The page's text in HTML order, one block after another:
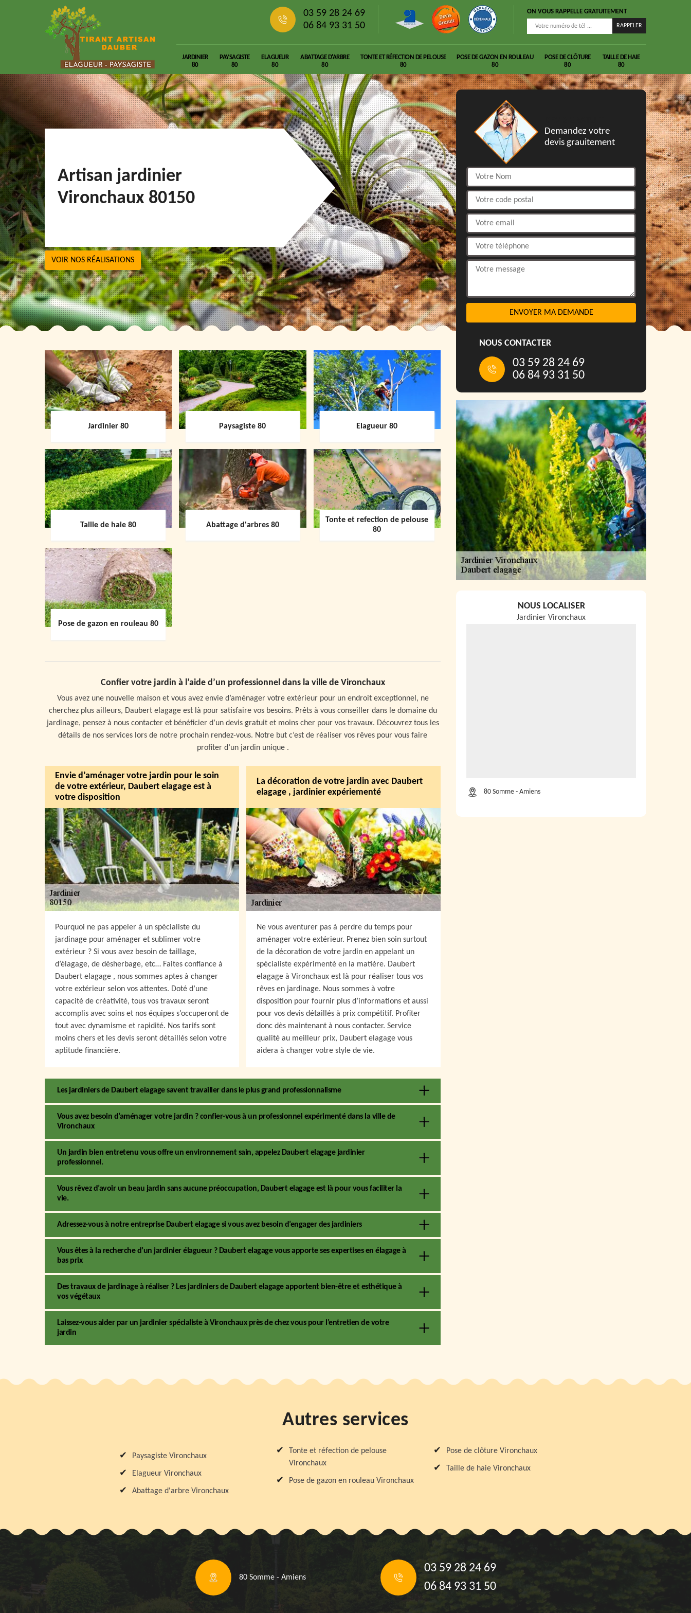
03 59 28 24 69
06 84 93 31 50
ON VOUS RAPPELLE GRATUITEMENT
JARDINIER
80
PAYSAGISTE
80
ELAGUEUR
80
ABATTAGE D'ARBRE
80
TONTE ET RÉFECTION DE PELOUSE
80
POSE DE GAZON EN ROULEAU
80
POSE DE CLÔTURE
80
TAILLE DE HAIE
80
Artisan jardinier
Vironchaux 80150
VOIR NOS RÉALISATIONS
Jardinier 80 Paysagiste 80 Elagueur 80
Taille de haie 80 Abattage d'arbres 80
Tonte et refection de pelouse
80
Pose de gazon en rouleau 80
Confier votre jardin à l’aide d’un professionnel dans la ville de Vironchaux
Vous avez une nouvelle maison et vous avez envie d’aménager votre extérieur pour un endroit exceptionnel, ne
cherchez plus ailleurs, Daubert elagage est là pour satisfaire vos besoins. Prêts à vous conseiller dans le domaine du
jardinage, pensez à nous contacter et bénéficier d’un devis gratuit et moins cher pour vos travaux. Découvrez tous les
détails de nos services lors de notre prochain rendez-vous. Notre but c’est de réaliser vos rêves pour vous faire
profiter d’un jardin unique .
Envie d’aménager votre jardin pour le soin
de votre extérieur, Daubert elagage est à
votre disposition
Pourquoi ne pas appeler à un spécialiste du
jardinage pour aménager et sublimer votre
extérieur ? Si vous avez besoin de taillage,
d’élagage, de désherbage, etc… Faites confiance à
Daubert elagage , nous sommes aptes à changer
votre extérieur selon vos attentes. Doté d’une
capacité de créativité, tous vos travaux seront
accomplis avec soins et nos équipes s’occuperont de
tout avec dynamisme et rapidité. Nos tarifs sont
moins chers et les devis seront détaillés selon votre
aptitude financière.
La décoration de votre jardin avec Daubert
elagage , jardinier expériementé
Ne vous aventurer pas à perdre du temps pour
aménager votre extérieur. Prenez bien soin surtout
de la décoration de votre jardin en appelant un
spécialiste expérimenté en la matière. Daubert
elagage à Vironchaux est là pour réaliser tous vos
rêves en jardinage. Nous sommes à votre
disposition pour fournir plus d’informations et aussi
pour vos devis détaillés à prix compétitif. Profiter
donc dès maintenant à nous contacter. Service
qualité au meilleur prix, Daubert elagage vous
aidera à changer votre style de vie.
Les jardiniers de Daubert elagage savent travailler dans le plus grand professionnalisme
Vous avez besoin d’aménager votre jardin ? confier-vous à un professionnel expérimenté dans la ville de
Vironchaux
Un jardin bien entretenu vous offre un environnement sain, appelez Daubert elagage jardinier
professionnel.
Vous rêvez d’avoir un beau jardin sans aucune préoccupation, Daubert elagage est là pour vous faciliter la
vie.
Adressez-vous à notre entreprise Daubert elagage si vous avez besoin d’engager des jardiniers
Vous êtes à la recherche d’un jardinier élagueur ? Daubert elagage vous apporte ses expertises en élagage à
bas prix
Des travaux de jardinage à réaliser ? Les jardiniers de Daubert elagage apportent bien-être et esthétique à
vos végétaux
Laissez-vous aider par un jardinier spécialiste à Vironchaux près de chez vous pour l’entretien de votre
jardin
Demandez votre
devis grauitement
NOUS CONTACTER
03 59 28 24 69
06 84 93 31 50
NOUS LOCALISER
Jardinier Vironchaux
80 Somme - Amiens
Autres services
Paysagiste Vironchaux
Elagueur Vironchaux
Abattage d'arbre Vironchaux
Tonte et réfection de pelouse
Vironchaux
Pose de gazon en rouleau Vironchaux
Pose de clôture Vironchaux
Taille de haie Vironchaux
80 Somme - Amiens
03 59 28 24 69
06 84 93 31 50